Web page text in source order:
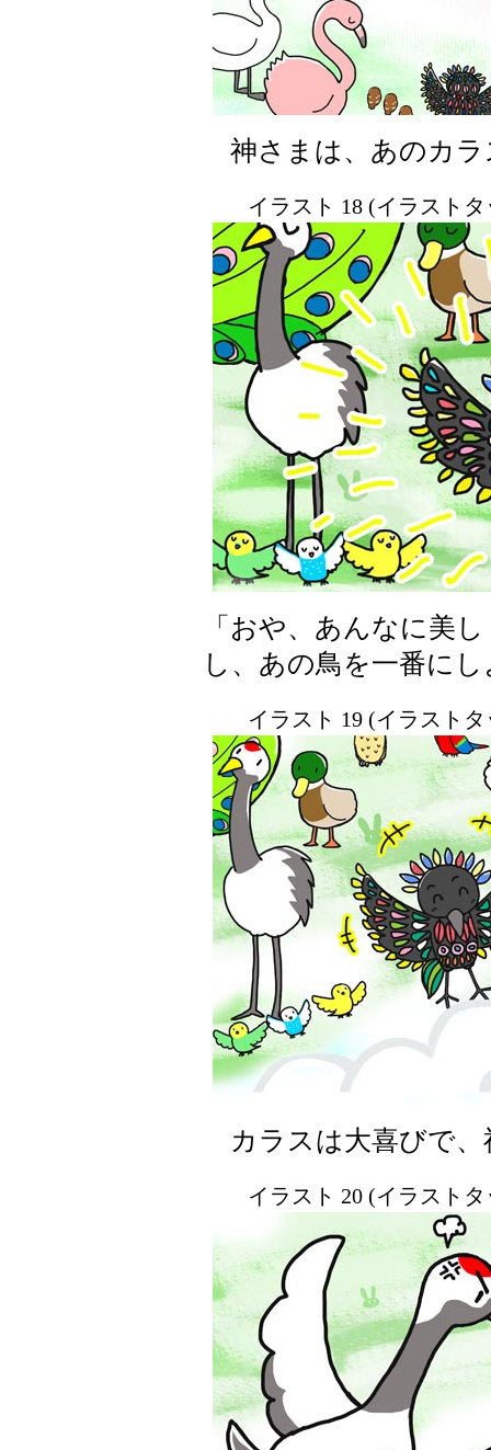
神さまは、あのカラ
イラスト 18 (イラスト
「おや、あんなに美
し、あの鳥を一番に
イラスト 19 (イラスト
カラスは大喜びで、
イラスト 20 (イラスト